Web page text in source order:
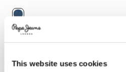
This website uses cookies
30